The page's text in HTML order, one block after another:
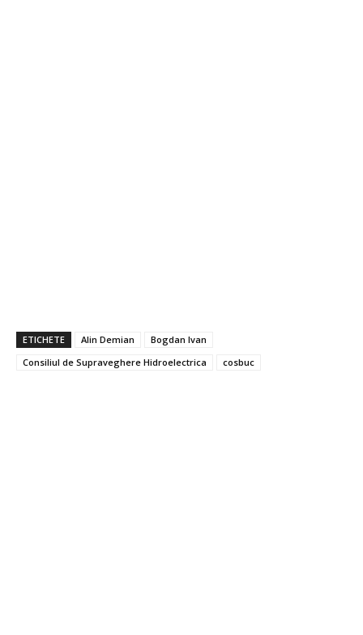
ETICHETE Alin Demian
Bogdan Ivan
Consiliul de Supraveghere Hidroelectrica
cosbuc